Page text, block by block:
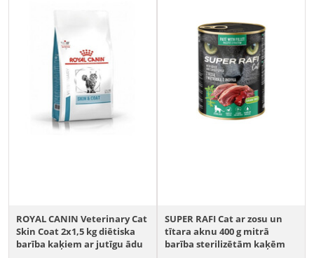
ROYAL CANIN Veterinary Cat
Skin Coat 2x1,5 kg diētiska
barība kaķiem ar jutīgu ādu
SUPER RAFI Cat ar zosu un
tītara aknu 400 g mitrā
barība sterilizētām kaķēm